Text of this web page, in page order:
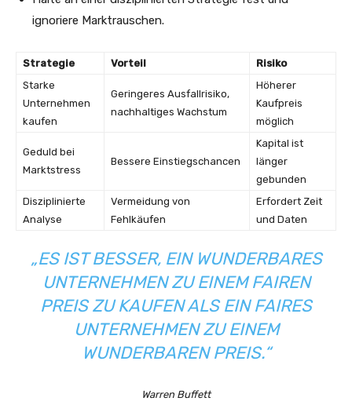
ignoriere Marktrauschen.
Strategie Vorteil
Risiko
Starke
Unternehmen
kaufen
Geringeres Ausfallrisiko,
nachhaltiges Wachstum
Höherer
Kaufpreis
möglich
Geduld bei
Marktstress
Bessere Einstiegschancen
Kapital ist
länger
gebunden
Disziplinierte
Analyse
Vermeidung von
Fehlkäufen
Erfordert Zeit
und Daten
„ES IST BESSER, EIN WUNDERBARES
UNTERNEHMEN ZU EINEM FAIREN
PREIS ZU KAUFEN ALS EIN FAIRES
UNTERNEHMEN ZU EINEM
WUNDERBAREN PREIS.“
Warren Buffett